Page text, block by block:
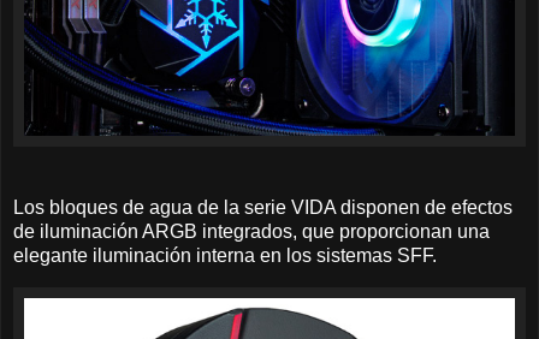
Los bloques de agua de la serie VIDA disponen de efectos
de iluminación ARGB integrados, que proporcionan una
elegante iluminación interna en los sistemas SFF.